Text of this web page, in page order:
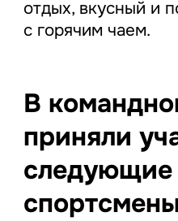
отдых, вкусный и
с горячим чаем.
В
приняли
следующие